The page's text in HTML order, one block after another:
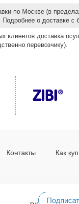
по Москве (в
о доставке с
клиентов доставка
перевозчику).
Контакты Как